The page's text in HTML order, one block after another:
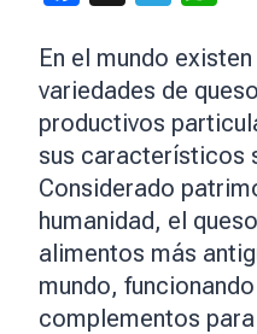
En el mundo
variedades de
productivos
sus característicos
Considerado
humanidad, el
alimentos más
mundo,
complementos